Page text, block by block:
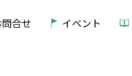
合せ イベント